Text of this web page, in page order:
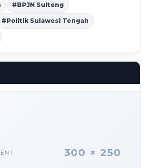
#BPJN Sulteng
#Politik Sulawesi Tengah
300 × 250